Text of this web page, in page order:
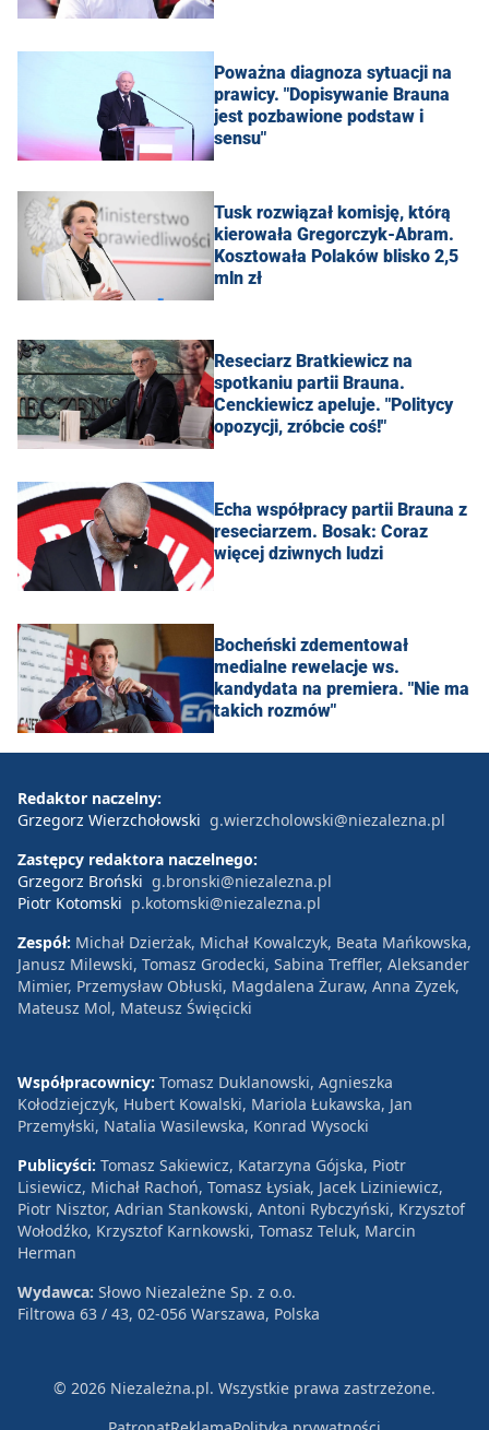
Poważna diagnoza sytuacji na
prawicy. "Dopisywanie Brauna
jest pozbawione podstaw i
sensu"
Tusk rozwiązał komisję, którą
kierowała Gregorczyk-Abram.
Kosztowała Polaków blisko 2,5
mln zł
Reseciarz Bratkiewicz na
spotkaniu partii Brauna.
Cenckiewicz apeluje. "Politycy
opozycji, zróbcie coś!"
Echa współpracy partii Brauna z
reseciarzem. Bosak: Coraz
więcej dziwnych ludzi
Bocheński zdementował
medialne rewelacje ws.
kandydata na premiera. "Nie ma
takich rozmów"
Redaktor naczelny:
Grzegorz Wierzchołowski g.wierzcholowski@niezalezna.pl
Zastępcy redaktora naczelnego:
Grzegorz Broński g.bronski@niezalezna.pl
Piotr Kotomski p.kotomski@niezalezna.pl
Zespół: Michał Dzierżak, Michał Kowalczyk, Beata Mańkowska,
Janusz Milewski, Tomasz Grodecki, Sabina Treffler, Aleksander
Mimier, Przemysław Obłuski, Magdalena Żuraw, Anna Zyzek,
Mateusz Mol, Mateusz Święcicki
Współpracownicy: Tomasz Duklanowski, Agnieszka
Kołodziejczyk, Hubert Kowalski, Mariola Łukawska, Jan
Przemyłski, Natalia Wasilewska, Konrad Wysocki
Publicyści: Tomasz Sakiewicz, Katarzyna Gójska, Piotr
Lisiewicz, Michał Rachoń, Tomasz Łysiak, Jacek Liziniewicz,
Piotr Nisztor, Adrian Stankowski, Antoni Rybczyński, Krzysztof
Wołodźko, Krzysztof Karnkowski, Tomasz Teluk, Marcin
Herman
Wydawca: Słowo Niezależne Sp. z o.o.
Filtrowa 63 / 43, 02-056 Warszawa, Polska
© 2026 Niezależna.pl. Wszystkie prawa zastrzeżone.